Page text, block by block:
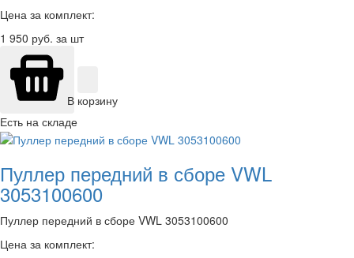
Цена за комплект:
1 950 руб. за шт
В корзину
Есть на складе
Пуллер передний в сборе VWL
3053100600
Пуллер передний в сборе VWL 3053100600
Цена за комплект: